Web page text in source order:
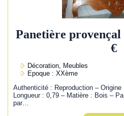
Panetière
€
Décoration, Meubles
Epoque : XXème
Authenticité : Reproduction –
Longueur : 0,79 – Matière : Bois –
par…